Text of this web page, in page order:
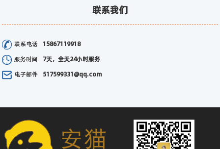
联系我们
联系电话
15867119918
服务时间
7天，全天24小时服务
电子邮件
517599331@qq.com